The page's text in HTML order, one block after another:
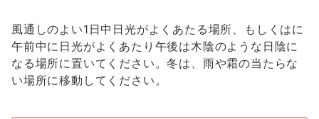
風通しのよい1日中日光がよくあたる場所、もしくはに
午前中に日光がよくあたり午後は木陰のような日陰に
なる場所に置いてください。冬は、雨や霜の当たらな
い場所に移動してください。